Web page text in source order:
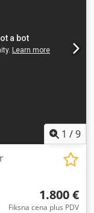
1 /9
1.800 €
Fiksna cena plus PDV